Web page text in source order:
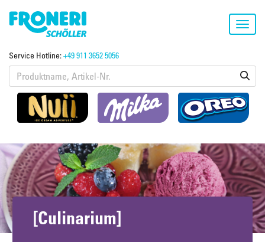
Service Hotline:+49 911 3652 5056
[Culinarium]